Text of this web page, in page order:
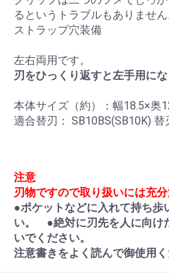
るというトラブルもありません
ストラップ穴装備
左右両用です。
刃をひっくり返すと左手用にな
本体サイズ（約）：幅18.5×奥
適合替刃： SB10BS(SB10K) 替
注意
刃物ですので取り扱いには充
●ポケットなどに入れて持ち歩
い。 ●絶対に刃先を人に向け
いでください。
注意書きをよく読んで御使用く